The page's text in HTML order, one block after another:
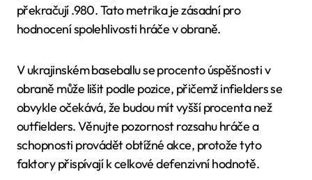
překračují .980. Tato metrika je zásadní pro
hodnocení spolehlivosti hráče v obraně.
V ukrajinském baseballu se procento úspěšnosti v
obraně může lišit podle pozice, přičemž infielders se
obvykle očekává, že budou mít vyšší procenta než
outfielders. Věnujte pozornost rozsahu hráče a
schopnosti provádět obtížné akce, protože tyto
faktory přispívají k celkové defenzivní hodnotě.